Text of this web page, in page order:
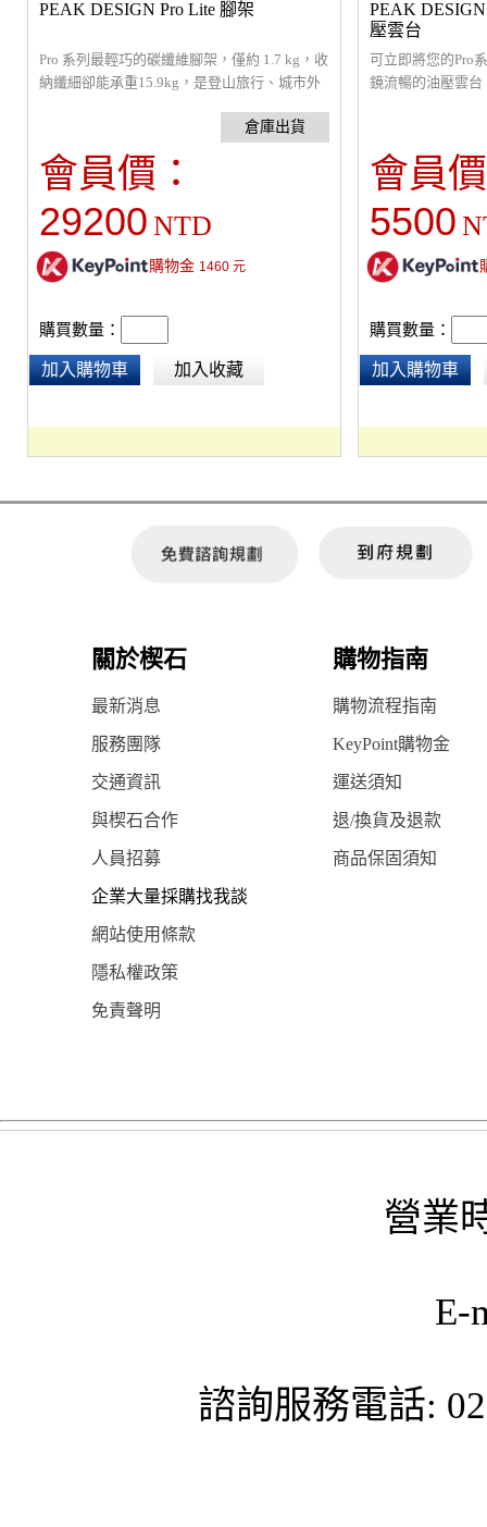
PEAK DESIGN Pro Lite 腳架
Pro 系列最輕巧的碳纖維腳架，僅約 1.7 kg，收
納纖細卻能承重15.9kg，是登山旅行、城市外
度:162.5 cm，載重:15.9 kg，自重:1.7 kg，材
質:碳纖維腳管、鋁合金關節，腳架節數:4，突
破性的架構，獨特設計快速架設，專業高水平
的需求。
會員價：
29200 NTD
購物金 1460元
購買數量：
加入購物車 加入收藏
PEAK
壓雲台
可立即將您的Pro
鏡流暢的油壓雲
積小巧，放入相
攝使用，無需工
固耐用，適用於
會員
5500
購買數量：
加入購物車
關於楔石 購物指南
最新消息 購物流程指南
服務團隊 KeyPoint購物金
交通資訊 運送須知
與楔石合作 退/換貨及退款
人員招募 商品保固須知
企業大量採購找我談
網站使用條款
隱私權政策
免責聲明
營業
E-
諮詢服務電話: